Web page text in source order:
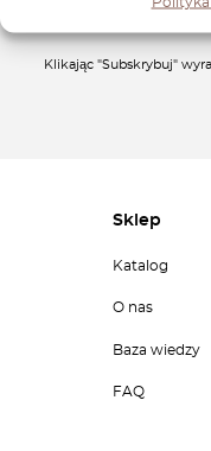
Klikając "Subskrybuj"
Sklep
Katalog
O nas
Baza wiedzy
FAQ